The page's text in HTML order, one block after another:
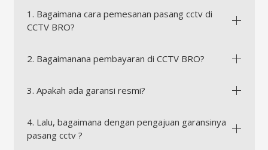
1. Bagaimana cara pemesanan pasang cctv di
CCTV BRO?
2. Bagaimanana pembayaran di CCTV BRO?
3. Apakah ada garansi resmi?
4. Lalu, bagaimana dengan pengajuan garansinya
pasang cctv ?